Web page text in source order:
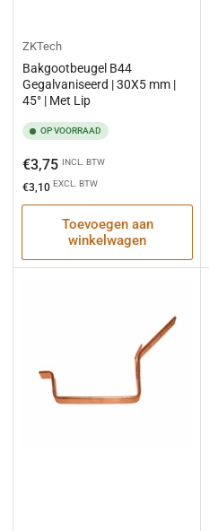
ZKTech
Bakgootbeugel B44
Gegalvaniseerd | 30X5 mm |
45° | Met Lip
OP VOORRAAD
Normale
prijs
€3,75 INCL. BTW
€3,10 EXCL. BTW
Toevoegen aan
winkelwagen